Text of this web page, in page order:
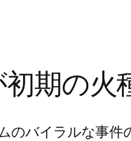
期の火
バイラルな事件